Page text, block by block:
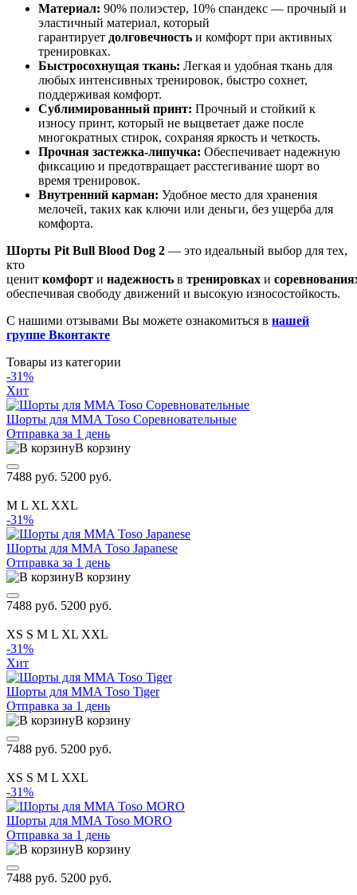
Материал: 90% полиэстер, 10% спандекс — прочный и
эластичный материал, который
гарантирует долговечность и комфорт при активных
тренировках.
Быстросохнущая ткань: Легкая и удобная ткань для
любых интенсивных тренировок, быстро сохнет,
поддерживая комфорт.
Сублимированный принт: Прочный и стойкий к
износу принт, который не выцветает даже после
многократных стирок, сохраняя яркость и четкость.
Прочная застежка-липучка: Обеспечивает надежную
фиксацию и предотвращает расстегивание шорт во
время тренировок.
Внутренний карман: Удобное место для хранения
мелочей, таких как ключи или деньги, без ущерба для
комфорта.
Шорты Pit Bull Blood Dog 2 — это идеальный выбор для тех,
кто
ценит комфорт и надежность в тренировках и
обеспечивая свободу движений и высокую износостойкость.
С нашими отзывами Вы можете ознакомиться в нашей
группе Вконтакте
Товары из категории
-31%
Хит
Шорты для MMA Toso Соревновательные
Отправка за 1 день
В корзину
7488 руб. 5200 руб.
M L XL XXL
-31%
Шорты для MMA Toso Japanese
Отправка за 1 день
В корзину
7488 руб. 5200 руб.
XS S M L XL XXL
-31%
Хит
Шорты для MMA Toso Tiger
Отправка за 1 день
В корзину
7488 руб. 5200 руб.
XS S M L XXL
-31%
Шорты для MMA Toso MORO
Отправка за 1 день
В корзину
7488 руб. 5200 руб.